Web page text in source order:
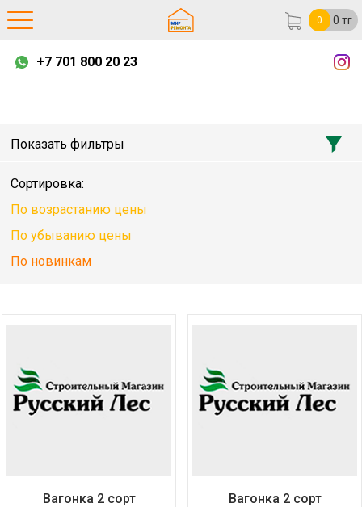
0 0 тг
+7 701 800 20 23
Показать фильтры
Сортировка:
По возрастанию цены
По убыванию цены
По новинкам
Вагонка 2 сорт
Вагонка 2 сорт